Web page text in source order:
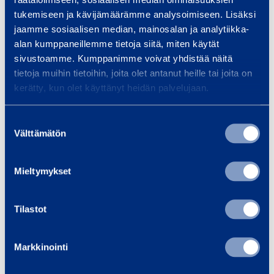
tukemiseen ja kävijämäärämme analysoimiseen. Lisäksi
jaamme sosiaalisen median, mainosalan ja analytiikka-
alan kumppaneillemme tietoja siitä, miten käytät
sivustoamme. Kumppanimme voivat yhdistää näitä
tietoja muihin tietoihin, joita olet antanut heille tai joita on
kerätty, kun olet käyttänyt heidän palvelujaan.
valinta
Välttämätön
Mieltymykset
Tilastot
Markkinointi
Samankaltaisia tuotteita
K
u
i
AFL